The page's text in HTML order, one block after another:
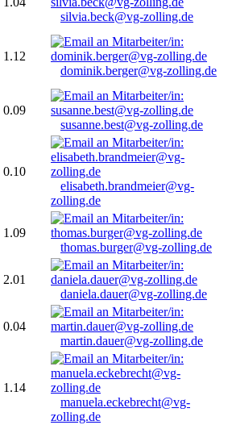
silvia.beck@vg-zolling.de
1.12
dominik.berger@vg-zolling.de
0.09
susanne.best@vg-zolling.de
0.10
elisabeth.brandmeier@vg-
zolling.de
1.09
thomas.burger@vg-zolling.de
2.01
daniela.dauer@vg-zolling.de
0.04
martin.dauer@vg-zolling.de
1.14
manuela.eckebrecht@vg-
zolling.de